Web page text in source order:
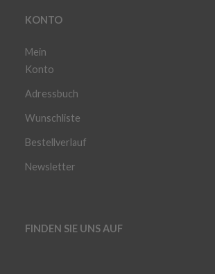
KONTO
Mein
Konto
Adressbuch
Wunschliste
Bestellverlauf
Newsletter
FINDEN SIE UNS AUF